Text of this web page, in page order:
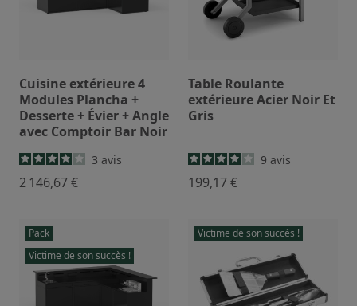
Cuisine extérieure 4
Modules Plancha +
Desserte + Évier + Angle
avec Comptoir Bar Noir
3 avis
2 146,67 €
Table Roulante
extérieure Acier Noir Et
Gris
9 avis
199,17 €
Pack
Victime de son succès !
Victime de son succès !